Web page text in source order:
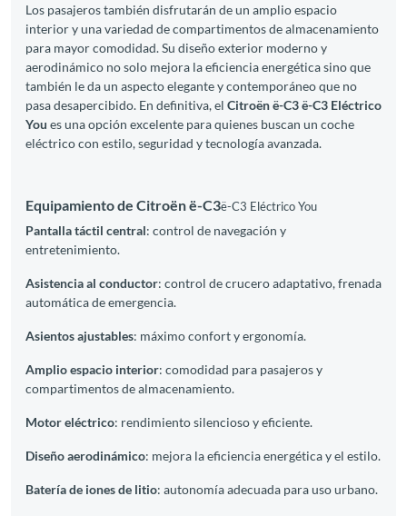
Los pasajeros también disfrutarán de un amplio espacio
interior y una variedad de compartimentos de almacenamiento
para mayor comodidad. Su diseño exterior moderno y
aerodinámico no solo mejora la eficiencia energética sino que
también le da un aspecto elegante y contemporáneo que no
pasa desapercibido. En definitiva, el Citroën ë-C3 ë-C3 Eléctrico
You es una opción excelente para quienes buscan un coche
eléctrico con estilo, seguridad y tecnología avanzada.
Equipamiento de Citroën ë-C3ë-C3 Eléctrico You
Pantalla táctil central: control de navegación y
entretenimiento.
Asistencia al conductor: control de crucero adaptativo, frenada
automática de emergencia.
Asientos ajustables: máximo confort y ergonomía.
Amplio espacio interior: comodidad para pasajeros y
compartimentos de almacenamiento.
Motor eléctrico: rendimiento silencioso y eficiente.
Diseño aerodinámico: mejora la eficiencia energética y el estilo.
Batería de iones de litio: autonomía adecuada para uso urbano.